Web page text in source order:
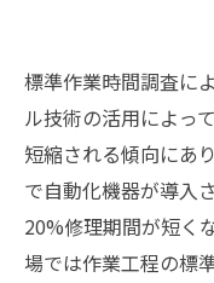
標準作業時間調査に
ル技術の活用によっ
短縮される傾向にあ
で自動化機器が導入
20%修理期間が短く
場では作業工程の標